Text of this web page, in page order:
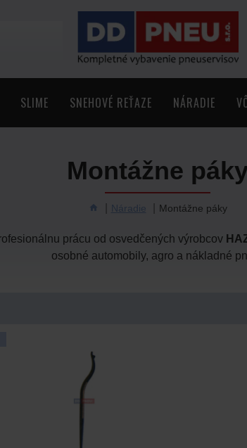
SLIME SNEHOVÉ REŤAZE NÁRADIE
Náradie Montážne páky
Montážne
prácu od osvedčených výrobcov
osobné automobily, agro a nákladné